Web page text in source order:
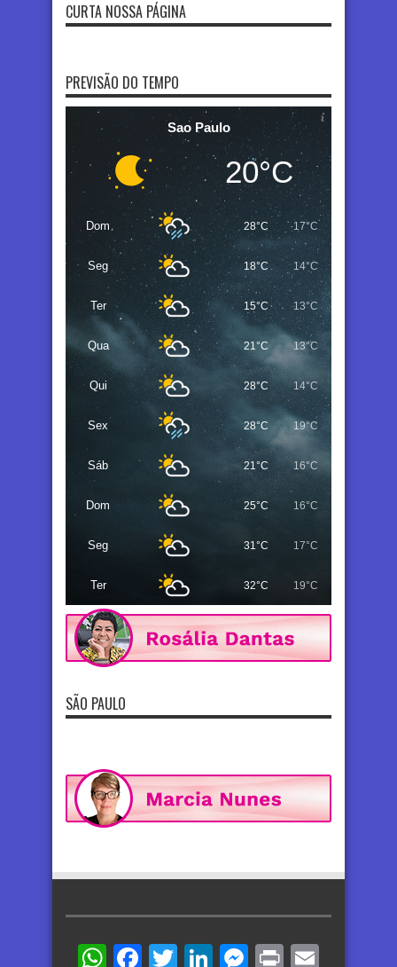
CURTA NOSSA PÁGINA
PREVISÃO DO TEMPO
Sao Paulo
20°C
Dom 28°C 17°C
Seg 18°C 14°C
Ter 15°C 13°C
Qua 21°C 13°C
Qui 28°C 14°C
Sex 28°C 19°C
Sáb 21°C 16°C
Dom 25°C 16°C
Seg 31°C 17°C
Ter 32°C 19°C
SÃO PAULO
WhatsApp
Facebook
TwitterLinkedIn
Messenger
Print